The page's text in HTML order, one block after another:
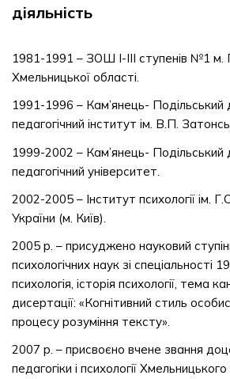
діяльність
1981-1991 – ЗОШ І-ІІІ ступенів №1 м.
Хмельницької області.
1991-1996 – Кам’янець-
педагогічний інститут ім. В.П.
1999-2002 – Кам’янець-
педагогічний університет.
2002-2005 – Інститут психології ім.
України (м. Київ).
2005 р. – присуджено науковий
психологічних наук зі спеціальності
психологія, історія психології, тема
дисертації: «Когнітивний стиль
процесу розуміння тексту».
2007 р. – присвоєно вчене звання
педагогіки і психології